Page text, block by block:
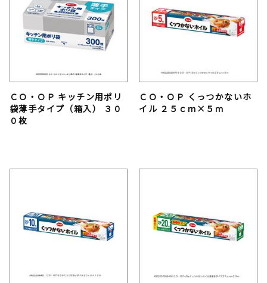
ＣＯ・ＯＰ キッチン用ポリ
袋薄手タイプ（箱入） ３０
０枚
ＣＯ・ＯＰ くっつかないホ
イル ２５ｃｍ×５ｍ